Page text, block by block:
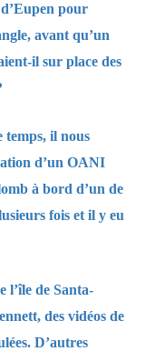
pour
avant qu’un
il sur place des
temps, il nous
d’un OANI
à bord d’un de
fois et il y eu
l’île de Santa-
des vidéos de
D’autres